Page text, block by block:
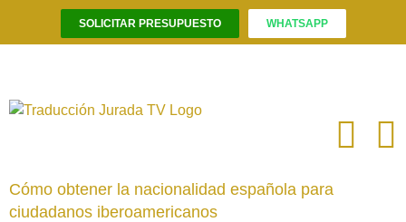
contenido
SOLICITAR PRESUPUESTO WHATSAPP
Cómo obtener la nacionalidad española para
ciudadanos iberoamericanos